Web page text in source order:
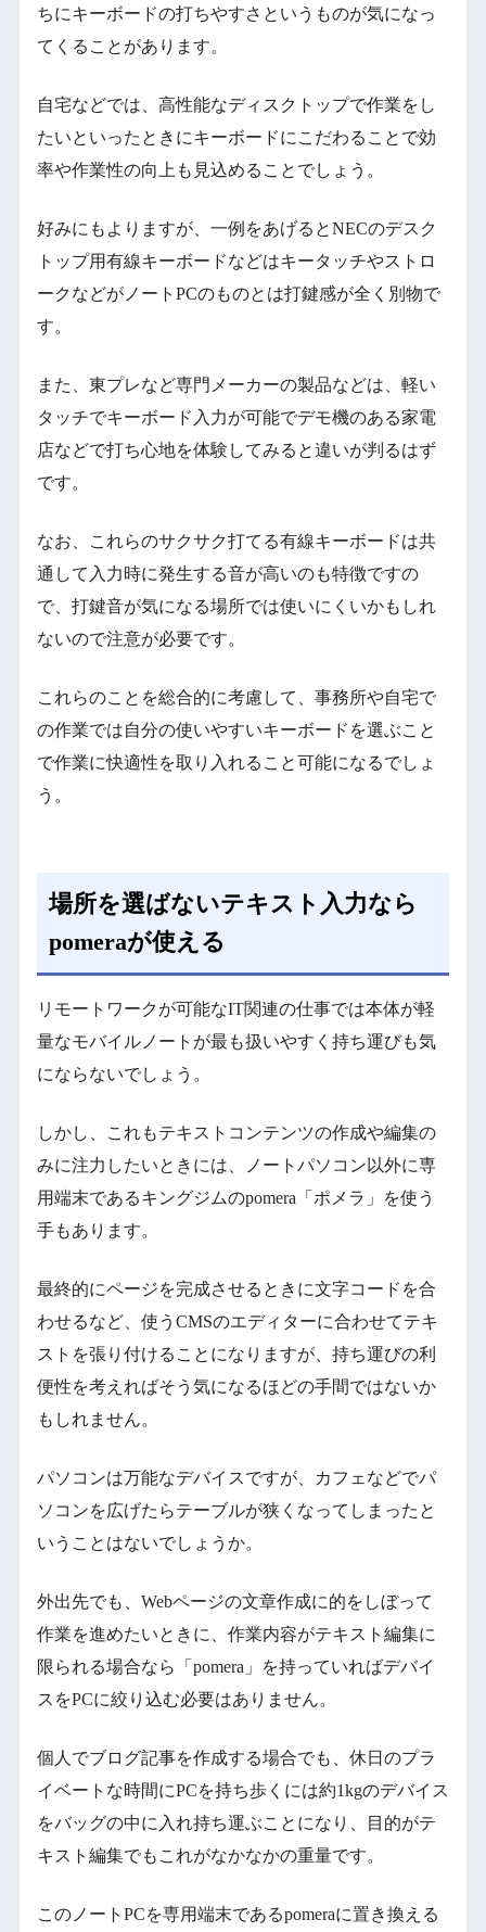
ちにキーボードの打ちやすさというものが気になっ
てくることがあります。
自宅などでは、高性能なディスクトップで作業をし
たいといったときにキーボードにこだわることで効
率や作業性の向上も見込めることでしょう。
好みにもよりますが、一例をあげるとNECのデスク
トップ用有線キーボードなどはキータッチやストロ
ークなどがノートPCのものとは打鍵感が全く別物で
す。
また、東プレなど専門メーカーの製品などは、軽い
タッチでキーボード入力が可能でデモ機のある家電
店などで打ち心地を体験してみると違いが判るはず
です。
なお、これらのサクサク打てる有線キーボードは共
通して入力時に発生する音が高いのも特徴ですの
で、打鍵音が気になる場所では使いにくいかもしれ
ないので注意が必要です。
これらのことを総合的に考慮して、事務所や自宅で
の作業では自分の使いやすいキーボードを選ぶこと
で作業に快適性を取り入れること可能になるでしょ
う。
場所を選ばないテキスト入力なら
pomeraが使える
リモートワークが可能なIT関連の仕事では本体が軽
量なモバイルノートが最も扱いやすく持ち運びも気
にならないでしょう。
しかし、これもテキストコンテンツの作成や編集の
みに注力したいときには、ノートパソコン以外に専
用端末であるキングジムのpomera「ポメラ」を使う
手もあります。
最終的にページを完成させるときに文字コードを合
わせるなど、使うCMSのエディターに合わせてテキ
ストを張り付けることになりますが、持ち運びの利
便性を考えればそう気になるほどの手間ではないか
もしれません。
パソコンは万能なデバイスですが、カフェなどでパ
ソコンを広げたらテーブルが狭くなってしまったと
いうことはないでしょうか。
外出先でも、Webページの文章作成に的をしぼって
作業を進めたいときに、作業内容がテキスト編集に
限られる場合なら「pomera」を持っていればデバイ
スをPCに絞り込む必要はありません。
個人でブログ記事を作成する場合でも、休日のプラ
イベートな時間にPCを持ち歩くには約1kgのデバイス
をバッグの中に入れ持ち運ぶことになり、目的がテ
キスト編集でもこれがなかなかの重量です。
このノートPCを専用端末であるpomeraに置き換える